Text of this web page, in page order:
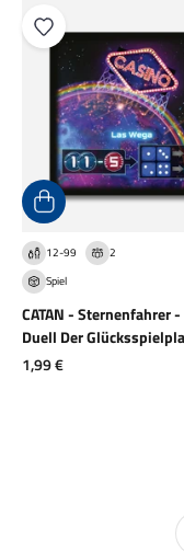
12-99
2
Spiel
CATAN - Sternenfahrer -
Duell Der
Angebot
1,99 €